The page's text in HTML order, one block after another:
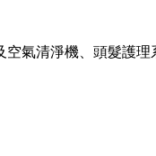
氣清淨機、頭髮護